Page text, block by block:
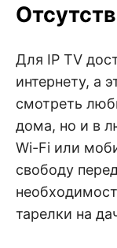
Для IP TV
интернету, а
смотреть
дома, но и в
Wi-Fi или
свободу
тарелки на